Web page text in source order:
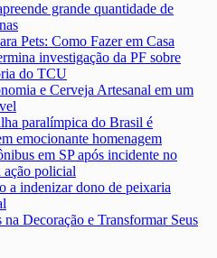
grande quantidade de
Pets: Como Fazer em Casa
investigação da PF sobre
do TCU
e Cerveja Artesanal em um
paralímpica do Brasil é
emocionante homenagem
em SP após incidente no
ação policial
a indenizar dono de peixaria
Decoração e Transformar Seus